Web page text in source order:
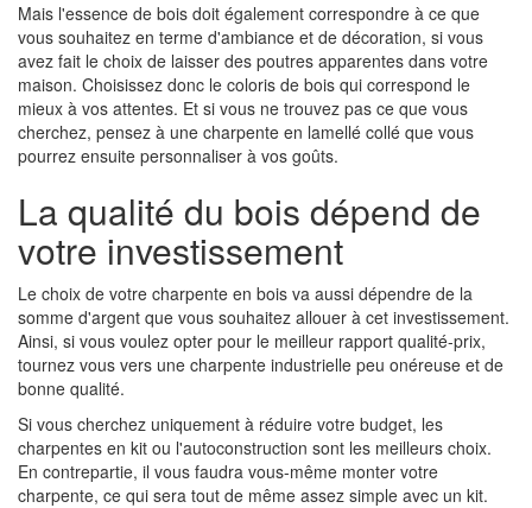
Mais l'essence de bois doit également correspondre à ce que
vous souhaitez en terme d'ambiance et de décoration, si vous
avez fait le choix de laisser des poutres apparentes dans votre
maison. Choisissez donc le coloris de bois qui correspond le
mieux à vos attentes. Et si vous ne trouvez pas ce que vous
cherchez, pensez à une charpente en lamellé collé que vous
pourrez ensuite personnaliser à vos goûts.
La qualité du bois dépend de
votre investissement
Le choix de votre charpente en bois va aussi dépendre de la
somme d'argent que vous souhaitez allouer à cet investissement.
Ainsi, si vous voulez opter pour le meilleur rapport qualité-prix,
tournez vous vers une charpente industrielle peu onéreuse et de
bonne qualité.
Si vous cherchez uniquement à réduire votre budget, les
charpentes en kit ou l'autoconstruction sont les meilleurs choix.
En contrepartie, il vous faudra vous-même monter votre
charpente, ce qui sera tout de même assez simple avec un kit.